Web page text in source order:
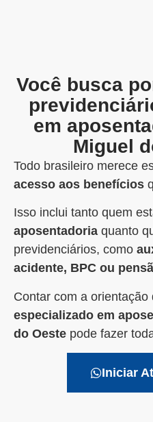
Você busca
em
Miguel
Todo brasileiro merece
acesso aos benefícios
Isso inclui tanto quem
aposentadoria quanto
previdenciários, como
acidente, BPC ou
Contar com a orientação
especializado em
do Oeste pode fazer
Iniciar